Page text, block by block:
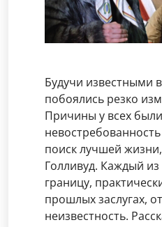
Будучи известными
побоялись резко
Причины у всех
поиск лучшей
Голливуд. Каждый из
границу,
прошлых заслугах,
неизвестность.